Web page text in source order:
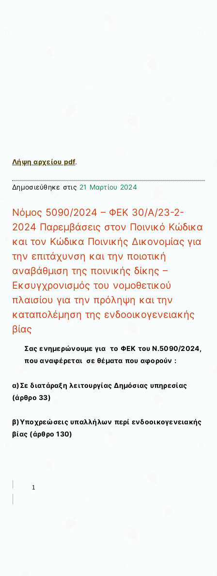
Λήψη αρχείου pdf.
Δημοσιεύθηκε στις 21 Μαρτίου 2024
Νόμος 5090/2024 – ΦΕΚ 30/Α/23-2-
2024 Παρεμβάσεις στον Ποινικό Κώδικα
και τον Κώδικα Ποινικής Δικονομίας για
την επιτάχυνση και την ποιοτική
αναβάθμιση της ποινικής δίκης –
Εκσυγχρονισμός του νομοθετικού
πλαισίου για την πρόληψη και την
καταπολέμηση της ενδοοικογενειακής
βίας
Σας ενημερώνουμε για το ΦΕΚ του Ν.5090/2024,
που αναφέρεται σε θέματα που αφορούν :
α)Σε διατάραξη λειτουργίας Δημόσιας υπηρεσίας
(άρθρο 33)
β)Υποχρεώσεις υπαλλήλων περί ενδοοικογενειακής
βίας (άρθρο 130)